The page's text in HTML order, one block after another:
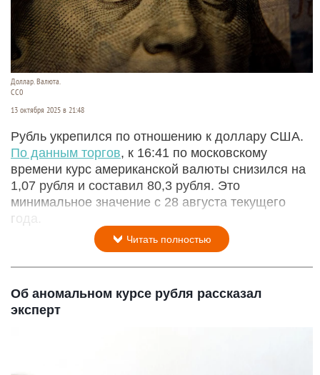
Доллар. Валюта.
CC0
13 октября 2025 в 21:48
Рубль укрепился по отношению к доллару США.
По данным торгов, к 16:41 по московскому
времени курс американской валюты снизился на
1,07 рубля и составил 80,3 рубля. Это
минимальное значение с 28 августа текущего
года.
Читать полностью
Об аномальном курсе рубля рассказал
эксперт